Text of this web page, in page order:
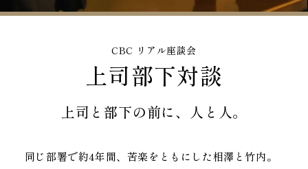
CBC リアル座談会
上司部下対談
上司と部下の前に、人と人。
同じ部署で約4年間、苦楽をともにした相澤と竹内。